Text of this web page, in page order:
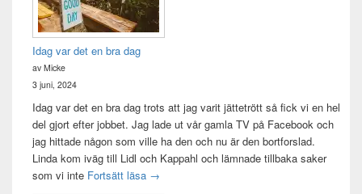
Idag var det en bra dag
av Micke
3 juni, 2024
Idag var det en bra dag trots att jag varit jättetrött så fick vi en hel
del gjort efter jobbet. Jag lade ut vår gamla TV på Facebook och
jag hittade någon som ville ha den och nu är den bortforslad.
Linda kom iväg till Lidl och Kappahl och lämnade tillbaka saker
som vi inte Fortsätt läsa Idag var det en bra dag
→